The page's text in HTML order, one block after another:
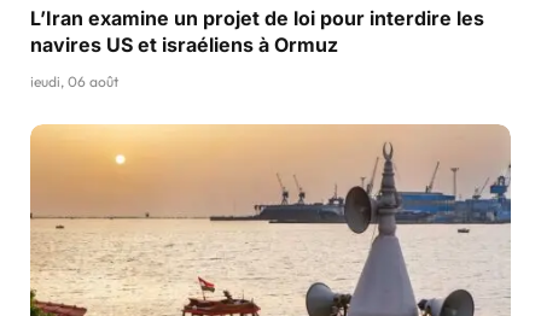
L’Iran examine un projet de loi pour interdire les
navires US et israéliens à Ormuz
jeudi, 06 août